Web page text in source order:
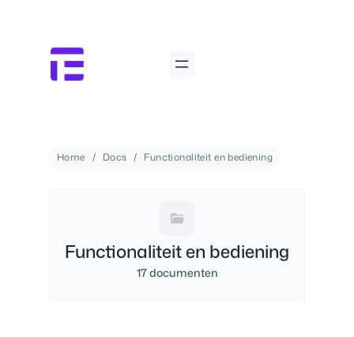
Home Docs Functionaliteit en bediening
Functionaliteit en bediening
17 documenten